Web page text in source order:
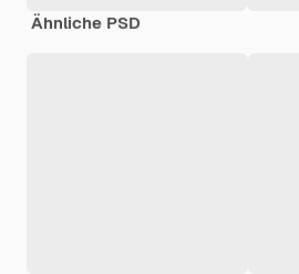
Ähnliche PSD